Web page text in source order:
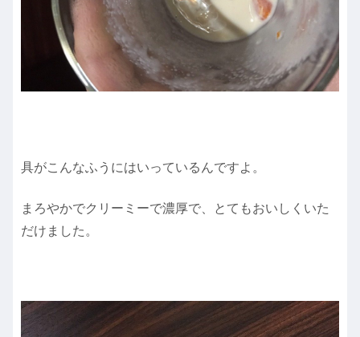
具がこんなふうにはいっているんですよ。
まろやかでクリーミーで濃厚で、とてもおいしくいた
だけました。